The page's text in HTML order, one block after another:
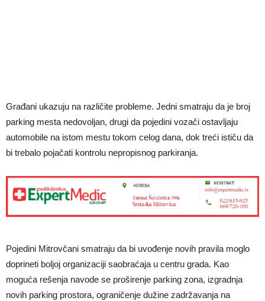
Građani ukazuju na različite probleme. Jedni smatraju da je broj
parking mesta nedovoljan, drugi da pojedini vozači ostavljaju
automobile na istom mestu tokom celog dana, dok treći ističu da
bi trebalo pojačati kontrolu nepropisnog parkiranja.
Pojedini Mitrovčani smatraju da bi uvođenje novih pravila moglo
doprineti boljoj organizaciji saobraćaja u centru grada. Kao
moguća rešenja navode se proširenje parking zona, izgradnja
novih parking prostora, ograničenje dužine zadržavanja na